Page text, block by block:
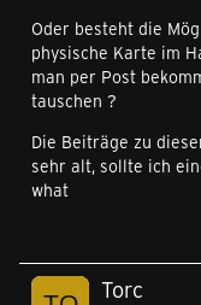
Oder besteht die
physische Karte im
man per Post
tauschen ?
Die Beiträge zu
sehr alt, sollte ich
what
Torc